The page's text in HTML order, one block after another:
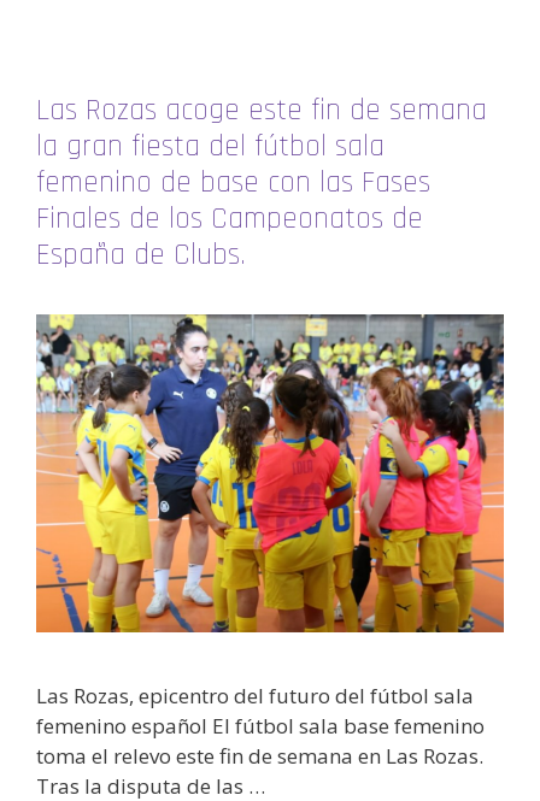
Las Rozas acoge este fin de semana
la gran fiesta del fútbol sala
femenino de base con las Fases
Finales de los Campeonatos de
España de Clubs.
Las Rozas, epicentro del futuro del fútbol sala
femenino español El fútbol sala base femenino
toma el relevo este fin de semana en Las Rozas.
Tras la disputa de las …